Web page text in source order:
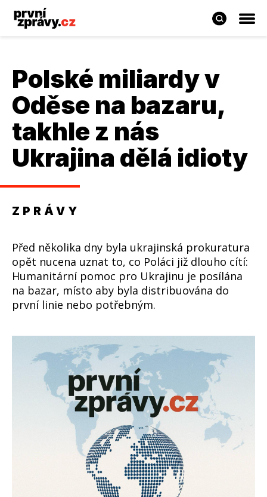
Polské miliardy v
Oděse na bazaru,
takhle z nás
Ukrajina dělá idioty
ZPRÁVY
Před několika dny byla ukrajinská prokuratura
opět nucena uznat to, co Poláci již dlouho cítí:
Humanitární pomoc pro Ukrajinu je posílána
na bazar, místo aby byla distribuována do
první linie nebo potřebným.